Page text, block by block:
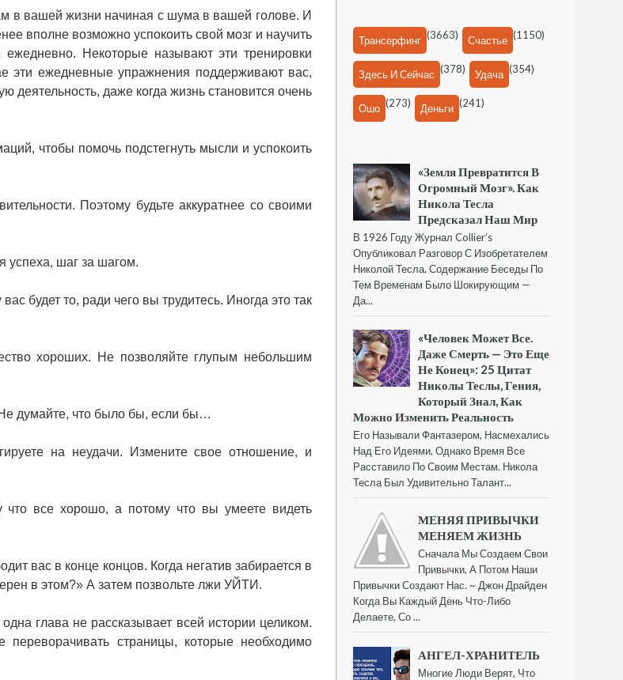
в вашей жизни начиная с шума в вашей голове. И
вполне возможно успокоить свой мозг и научить
ежедневно. Некоторые называют эти тренировки
ежедневные упражнения поддерживают вас,
даже когда жизнь становится очень
чтобы помочь подстегнуть мысли и успокоить
Поэтому будьте аккуратнее со своими
успеха, шаг за шагом.
будет то, ради чего вы трудитесь. Иногда это так
хороших. Не позволяйте глупым небольшим
думайте, что было бы, если бы…
на неудачи. Измените свое отношение, и
все хорошо, а потому что вы умеете видеть
вас в конце концов. Когда негатив забирается в
в этом?» А затем позвольте лжи УЙТИ.
глава не рассказывает всей истории целиком.
страницы, которые необходимо
Трансерфинг (3663) Счастье (1150)
Здесь И Сейчас (378) Удача (354)
Ошо (273) Деньги (241)
«Земля Превратится В
Огромный Мозг». Как
Никола Тесла
Предсказал Наш Мир
В 1926 Году Журнал Collier’s
Опубликовал Разговор С Изобретателем
Николой Тесла. Содержание Беседы По
Тем Временам Было Шокирующим —
Да...
«Человек Может Все.
Даже Смерть — Это Еще
Не Конец»: 25 Цитат
Николы Теслы, Гения,
Который Знал, Как
Можно Изменить Реальность
Его Называли Фантазером, Насмехались
Над Его Идеями, Однако Время Все
Расставило По Своим Местам. Никола
Тесла Был Удивительно Талант...
МЕНЯЯ ПРИВЫЧКИ
МЕНЯЕМ ЖИЗНЬ
Сначала Мы Создаем Свои
Привычки, А Потом Наши
Привычки Создают Нас. ~ Джон Драйден
Когда Вы Каждый День Что-Либо
Делаете, Со ...
АНГЕЛ-ХРАНИТЕЛЬ
Многие Люди Верят, Что